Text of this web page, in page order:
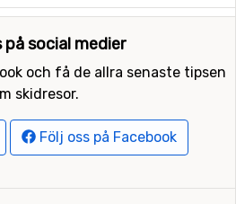
på social medier
och få de allra senaste tipsen
skidresor.
Följ oss på Facebook